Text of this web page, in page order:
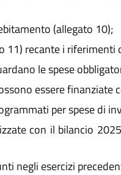
(allegato 10);
11) recante i riferimenti
le spese
essere
per spese di
con il bilancio
negli esercizi